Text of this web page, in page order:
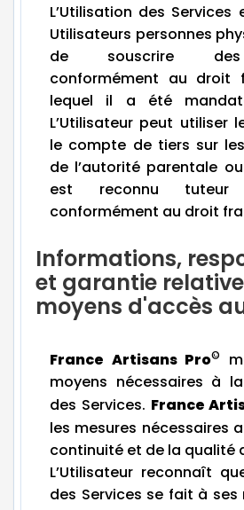
L’Utilisation des Services
Utilisateurs personnes
de souscrire des
conformément au droit
lequel il a été
L’Utilisateur peut utiliser
le compte de tiers sur
de l’autorité parentale
est reconnu
conformément au droit
Informations,
et garantie
moyens d'accès
France Artisans Pro©
moyens nécessaires à
des Services. France
les mesures nécessaires
continuité et de la qualité
L’Utilisateur reconnaît
des Services se fait à ses